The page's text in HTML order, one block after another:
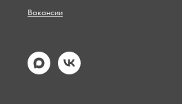
Вакансии